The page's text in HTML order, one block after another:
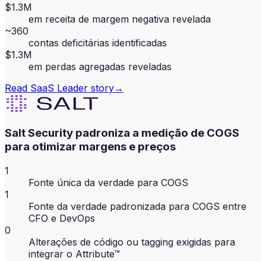
$1.3M
em receita de margem negativa revelada
~360
contas deficitárias identificadas
$1.3M
em perdas agregadas reveladas
Read SaaS Leader story→
Salt Security padroniza a medição de COGS
para otimizar margens e preços
1
Fonte única da verdade para COGS
1
Fonte da verdade padronizada para COGS entre
CFO e DevOps
0
Alterações de código ou tagging exigidas para
integrar o Attribute™